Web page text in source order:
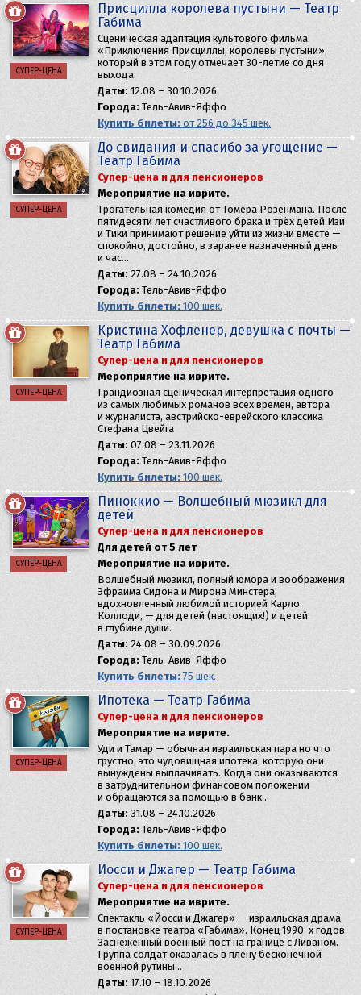
СУПЕР-ЦЕНА
Присцилла королева пустыни — Театр
Габима
Сценическая адаптация культового фильма
«Приключения Присциллы, королевы пустыни»,
который в этом году отмечает 30-летие со дня
выхода.
Даты: 12.08 – 30.10.2026
Города: Тель-Авив-Яффо
Купить билеты: от 256 до 345 шек.
СУПЕР-ЦЕНА
До свидания и спасибо за угощение —
Театр Габима
Супер-цена и для пенсионеров
Мероприятие на иврите.
​Трогательная комедия от Томера Розенмана. После
пятидесяти лет счастливого брака и трёх детей Изи
и Тики принимают решение уйти из жизни вместе —
спокойно, достойно, в заранее назначенный день
и час…
Даты: 27.08 – 24.10.2026
Города: Тель-Авив-Яффо
Купить билеты: 100 шек.
СУПЕР-ЦЕНА
Кристина Хофленер, девушка с почты —
Театр Габима
Супер-цена и для пенсионеров
Мероприятие на иврите.
Грандиозная сценическая интерпретация одного
из самых любимых романов всех времен, автора
и журналиста, австрийскo-еврейского классика
Стефана Цвейга
Даты: 07.08 – 23.11.2026
Города: Тель-Авив-Яффо
Купить билеты: 100 шек.
СУПЕР-ЦЕНА
Пиноккио — Волшебный мюзикл для
детей
Супер-цена и для пенсионеров
Для детей от 5 лет
Мероприятие на иврите.
Волшебный мюзикл, полный юмора и воображения
Эфраима Сидона и Мирона Минстера,
вдохновленный любимой историей Карло
Коллоди, — для детей (настоящих!) и детей
в глубине души.
Даты: 24.08 – 30.09.2026
Города: Тель-Авив-Яффо
Купить билеты: 75 шек.
СУПЕР-ЦЕНА
Ипотека — Театр Габима
Супер-цена и для пенсионеров
Мероприятие на иврите.
Уди и Тамар — обычная израильская пара но что
грустно, это чудовищная ипотека, которую они
вынуждены выплачивать. Когда они оказываются
в затруднительном финансовом положении
и обращаются за помощью в банк..
Даты: 31.08 – 24.10.2026
Города: Тель-Авив-Яффо
Купить билеты: 100 шек.
СУПЕР-ЦЕНА
Йосси и Джагер — Театр Габима
Супер-цена и для пенсионеров
Мероприятие на иврите.
​Спектакль «Йосси и Джагер» — израильская драма
в постановке театра «Габима». Конец 1990-х годов.
Заснеженный военный пост на границе с Ливаном.
Группа солдат оказалась в плену бесконечной
военной рутины…
Даты: 17.10 – 18.10.2026